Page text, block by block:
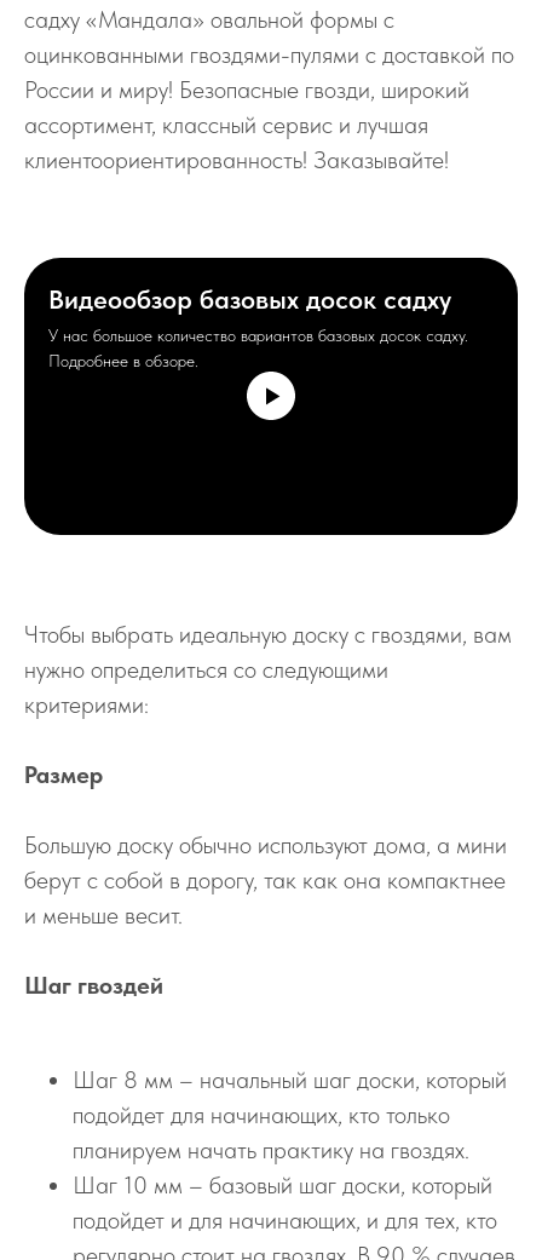
садху «Мандала» овальной формы с
оцинкованными гвоздями-пулями с доставкой по
России и миру! Безопасные гвозди, широкий
ассортимент, классный сервис и лучшая
клиентоориентированность! Заказывайте!
Видеообзор базовых досок садху
У нас большое количество вариантов базовых досок садху.
Подробнее в обзоре.
Чтобы выбрать идеальную доску с гвоздями, вам
нужно определиться со следующими
критериями:
Размер
Большую доску обычно используют дома, а мини
берут с собой в дорогу, так как она компактнее
и меньше весит.
Шаг гвоздей
Шаг 8 мм – начальный шаг доски, который
подойдет для начинающих, кто только
планируем начать практику на гвоздях.
Шаг 10 мм – базовый шаг доски, который
подойдет и для начинающих, и для тех, кто